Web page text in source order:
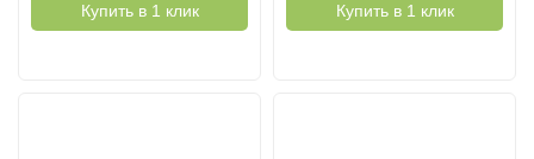
Купить в 1 клик Купить в 1 клик